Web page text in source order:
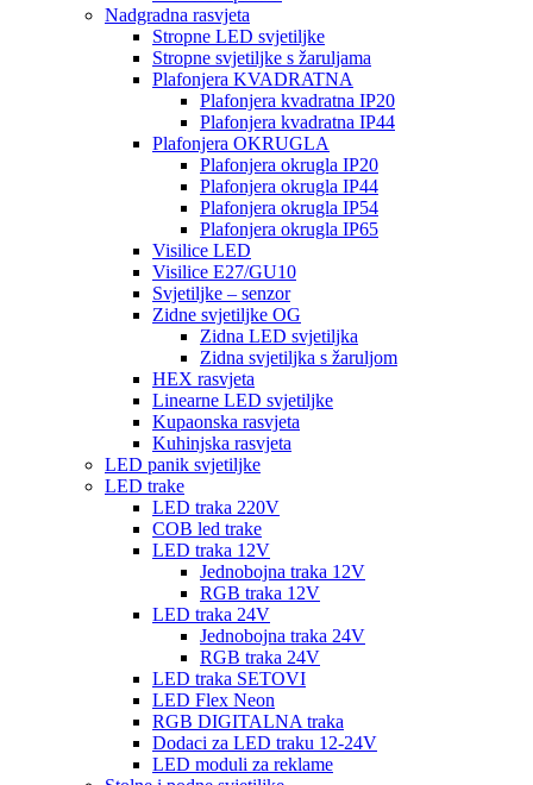
Nadgradna rasvjeta
Stropne LED svjetiljke
Stropne svjetiljke s žaruljama
Plafonjera KVADRATNA
Plafonjera kvadratna IP20
Plafonjera kvadratna IP44
Plafonjera OKRUGLA
Plafonjera okrugla IP20
Plafonjera okrugla IP44
Plafonjera okrugla IP54
Plafonjera okrugla IP65
Visilice LED
Visilice E27/GU10
Svjetiljke – senzor
Zidne svjetiljke OG
Zidna LED svjetiljka
Zidna svjetiljka s žaruljom
HEX rasvjeta
Linearne LED svjetiljke
Kupaonska rasvjeta
Kuhinjska rasvjeta
LED panik svjetiljke
LED trake
LED traka 220V
COB led trake
LED traka 12V
Jednobojna traka 12V
RGB traka 12V
LED traka 24V
Jednobojna traka 24V
RGB traka 24V
LED traka SETOVI
LED Flex Neon
RGB DIGITALNA traka
Dodaci za LED traku 12-24V
LED moduli za reklame